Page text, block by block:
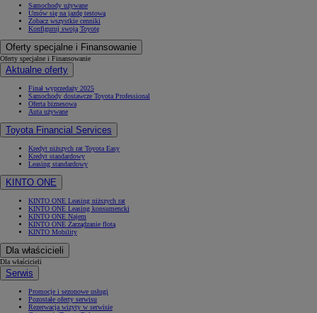
Samochody używane
Umów się na jazdę testową
Zobacz wszystkie cenniki
Konfiguruj swoją Toyotę
Oferty specjalne i Finansowanie
Oferty specjalne i Finansowanie
Aktualne oferty
Finał wyprzedaży 2025
Samochody dostawcze Toyota Professional
Oferta biznesowa
Auta używane
Toyota Financial Services
Kredyt niższych rat Toyota Easy
Kredyt standardowy
Leasing standardowy
KINTO ONE
KINTO ONE Leasing niższych rat
KINTO ONE Leasing konsumencki
KINTO ONE Najem
KINTO ONE Zarządzanie flotą
KINTO Mobility
Dla właścicieli
Dla właścicieli
Serwis
Promocje i sezonowe usługi
Pozostałe oferty serwisu
Rezerwacja wizyty w serwisie